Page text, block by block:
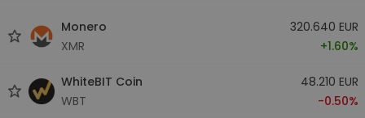
Monero
XMR
320.640 EUR
+1.60%
WhiteBIT Coin
WBT
48.210 EUR
-0.50%